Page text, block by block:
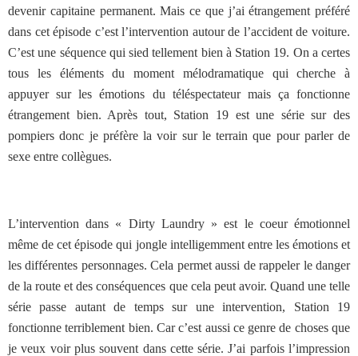
devenir capitaine permanent. Mais ce que j’ai étrangement préféré
dans cet épisode c’est l’intervention autour de l’accident de voiture.
C’est une séquence qui sied tellement bien à Station 19. On a certes
tous les éléments du moment mélodramatique qui cherche à
appuyer sur les émotions du téléspectateur mais ça fonctionne
étrangement bien. Après tout, Station 19 est une série sur des
pompiers donc je préfère la voir sur le terrain que pour parler de
sexe entre collègues.
L’intervention dans « Dirty Laundry » est le coeur émotionnel
même de cet épisode qui jongle intelligemment entre les émotions et
les différentes personnages. Cela permet aussi de rappeler le danger
de la route et des conséquences que cela peut avoir. Quand une telle
série passe autant de temps sur une intervention, Station 19
fonctionne terriblement bien. Car c’est aussi ce genre de choses que
je veux voir plus souvent dans cette série. J’ai parfois l’impression